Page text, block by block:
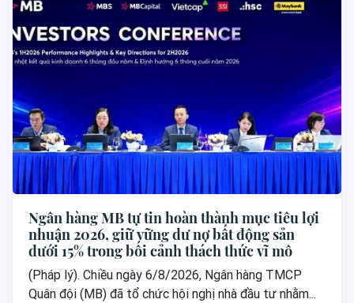
Ngân hàng MB tự tin hoàn thành mục tiêu lợi
nhuận 2026, giữ vững dư nợ bất động sản
dưới 15% trong bối cảnh thách thức vĩ mô
(Pháp lý). Chiều ngày 6/8/2026, Ngân hàng TMCP
Quân đội (MB) đã tổ chức hội nghị nhà đầu tư nhằm...